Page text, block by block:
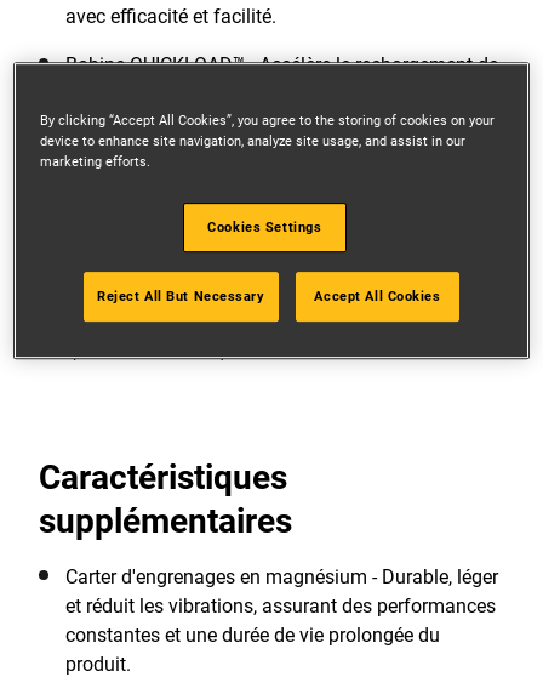
avec efficacité et facilité.
Bobine QUICKLOAD™ - Accélère le rechargement de
de rester concentré sur votre chantier.
Interface utilisateur LED avec contrôle de vitesse
variable - Offre un contrôle intuitif avec des
paramètres de vitesse réglables, l'état de charge de
la batterie , garantissant une précision et des
performances ininterrompues.
Caractéristiques
supplémentaires
Carter d'engrenages en magnésium - Durable, léger
et réduit les vibrations, assurant des performances
constantes et une durée de vie prolongée du
produit.
By clicking “Accept All Cookies”, you agree to the storing of cookies on your
device to enhance site navigation, analyze site usage, and assist in our
marketing efforts.
Cookies Settings
Reject All But Necessary Accept All Cookies